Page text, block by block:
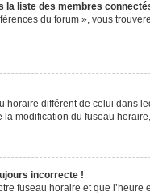
la liste des membres
du forum », vous
horaire différent de celui dans
modification du fuseau
incorrecte !
fuseau horaire et que